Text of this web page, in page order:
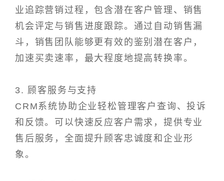
业追踪营销过程，包含潜在客户管理、销售
机会评定与销售进度跟踪。通过自动销售漏
斗，销售团队能够更有效的鉴别潜在客户，
加速买卖速率，最大程度地提高转换率。
3. 顾客服务与支持
CRM系统协助企业轻松管理客户查询、投诉
和反馈。可以快速反应客户需求，提供专业
售后服务，全面提升顾客忠诚度和企业形
象。